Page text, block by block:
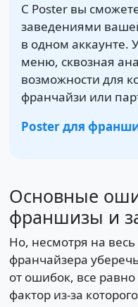
С Poster вы
заведениями
в одном аккаунте.
меню, сквозная
возможности для
франчайзи или
Poster для
Основные
франшизы и
Но, несмотря на
франчайзера
от ошибок, все равно
фактор из-за